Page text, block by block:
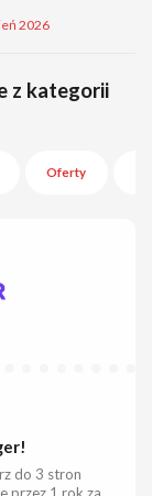
2026
z kategorii
Oferty
do 3 stron
przez 1 rok za